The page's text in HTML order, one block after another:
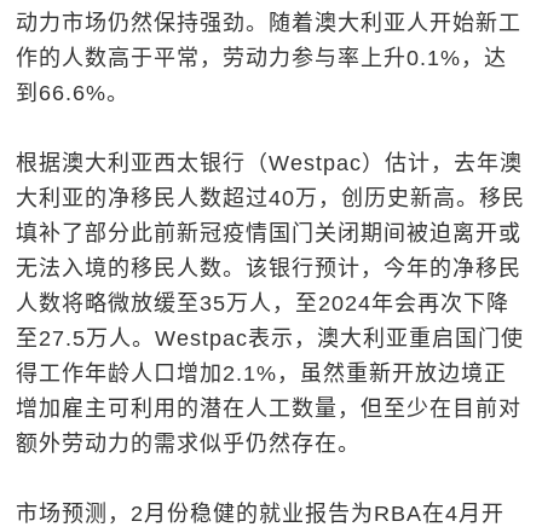
动力市场仍然保持强劲。随着澳大利亚人开始新工
作的人数高于平常，劳动力参与率上升0.1%，达
到66.6%。
根据澳大利亚西太银行（Westpac）估计，去年澳
大利亚的净移民人数超过40万，创历史新高。移民
填补了部分此前新冠疫情国门关闭期间被迫离开或
无法入境的移民人数。该银行预计，今年的净移民
人数将略微放缓至35万人，至2024年会再次下降
至27.5万人。Westpac表示，澳大利亚重启国门使
得工作年龄人口增加2.1%，虽然重新开放边境正
增加雇主可利用的潜在人工数量，但至少在目前对
额外劳动力的需求似乎仍然存在。
市场预测，2月份稳健的就业报告为RBA在4月开